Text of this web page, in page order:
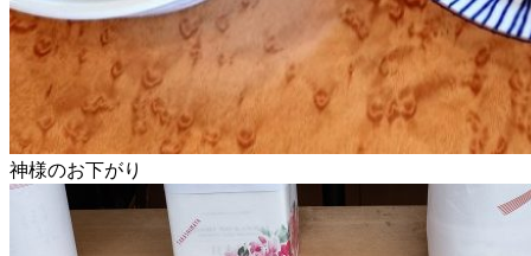
神様のお下がり